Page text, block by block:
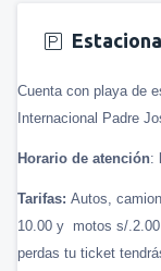
Cuenta con playa de
Internacional Padre
Horario de atención:
Tarifas: Autos,
10.00 y motos s/
perdas tu ticket